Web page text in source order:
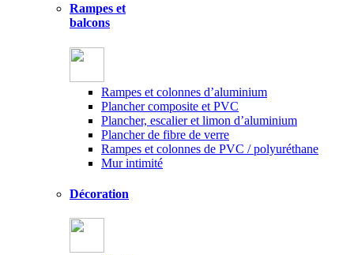
Rampes et
balcons
Rampes et colonnes d’aluminium
Plancher composite et PVC
Plancher, escalier et limon d’aluminium
Plancher de fibre de verre
Rampes et colonnes de PVC / polyuréthane
Mur intimité
Décoration